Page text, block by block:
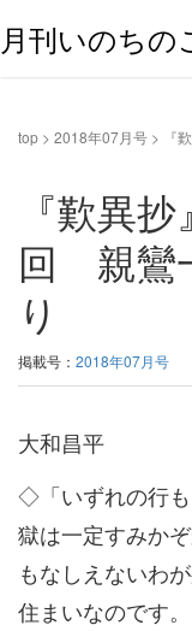
月刊いのちの
top > 2018年07月号 > 『
『歎異
回 親鸞
り
掲載号： 2018年07月号
大和昌平
◇「いずれの行
獄は一定すみか
もなしえないわ
住まいなのです。